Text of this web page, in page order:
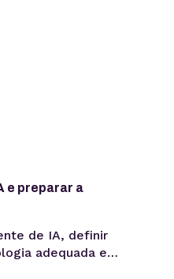
e preparar a
de IA, definir
adequada e